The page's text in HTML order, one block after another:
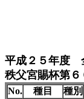
平成２５年度
秩父宮賜杯第
No. 種目 種別